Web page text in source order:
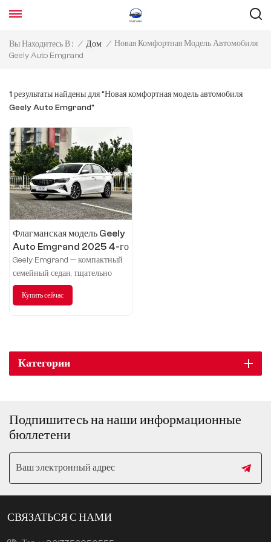
Вы Находитесь В : / Дом / Новая Комфортная Модель Автомобиля
Geely Auto Emgrand
1 результаты найдены для "Новая комфортная модель автомобиля
Geely Auto Emgrand"
Флагманская модель Geely
Auto Emgrand 2025 4-го
поколения 1.5LCVT
Geely Emgrand — компактный
семейный седан, тщательно
созданный компанией Geely
Auto, завоевавший широкое
дизайну и надежности.
Купить сейчас
Категории
Подпишитесь на наши информационные
бюллетени
СВЯЗАТЬСЯ С НАМИ